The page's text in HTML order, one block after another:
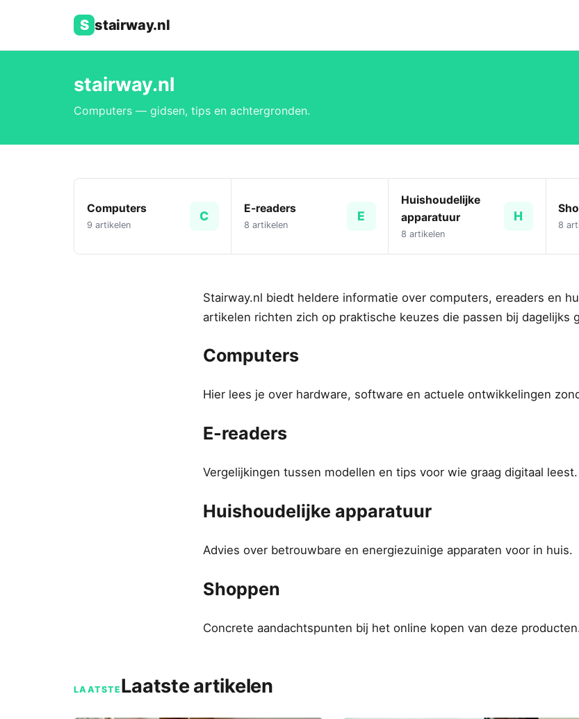
S stairway.nl
stairway.nl
Computers — gidsen, tips en achtergronden.
Computers
9 artikelen
C
E-readers
8 artikelen
E
Huishoudelijke
apparatuur
8 artikelen
H
8
Stairway.nl biedt heldere informatie over computers, ereaders en
artikelen richten zich op praktische keuzes die passen bij dagelijks
Computers
Hier lees je over hardware, software en actuele ontwikkelingen
E-readers
Vergelijkingen tussen modellen en tips voor wie graag digitaal leest.
Huishoudelijke apparatuur
Advies over betrouwbare en energiezuinige apparaten voor in huis.
Shoppen
Concrete aandachtspunten bij het online kopen van deze
LAATSTE Laatste artikelen